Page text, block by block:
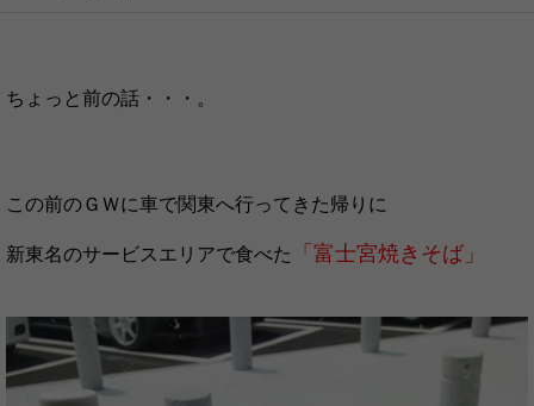
ちょっと前の話・・・。
この前のＧＷに車で関東へ行ってきた帰りに
新東名のサービスエリアで食べた 「富士宮焼きそば」